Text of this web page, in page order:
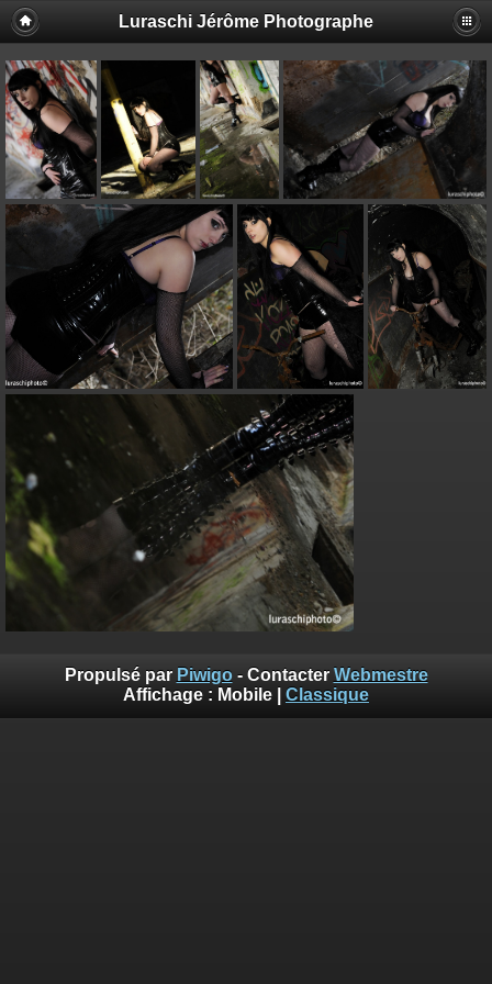
Luraschi Jérôme Photographe
Propulsé par Piwigo- Contacter Webmestre
Affichage : Mobile Classique